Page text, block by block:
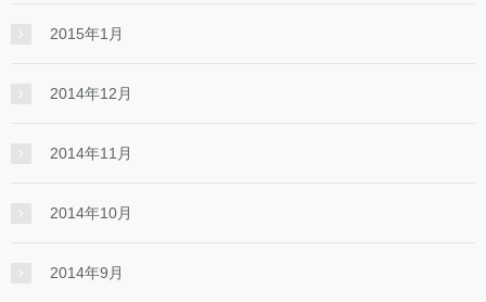
2015年1月
2014年12月
2014年11月
2014年10月
2014年9月